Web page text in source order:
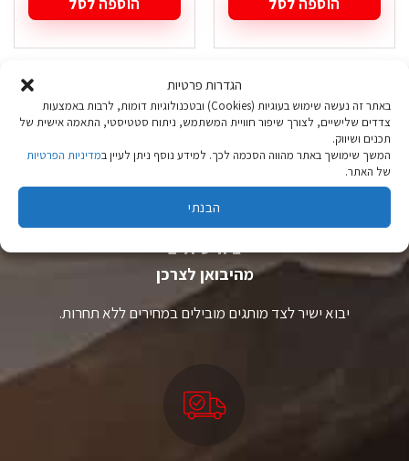
הגדרות פרטיות
באתר זה נעשה שימוש בעוגיות (Cookies) ובטכנולוגיות דומות, לרבות באמצעות
צדדים שלישיים, לצורך שיפור חוויית המשתמש, ניתוח סטטיסטי, התאמה אישית של
תכנים ושיווק.
המשך שימושך באתר מהווה הסכמה לכך. למידע נוסף ניתן לעיין במדיניות הפרטיות
של האתר.
הבנתי
ציוד טיולים
מהיבואן לצרכן
יבוא ישיר לצד מותגים מובילים במחירים ללא תחרות.